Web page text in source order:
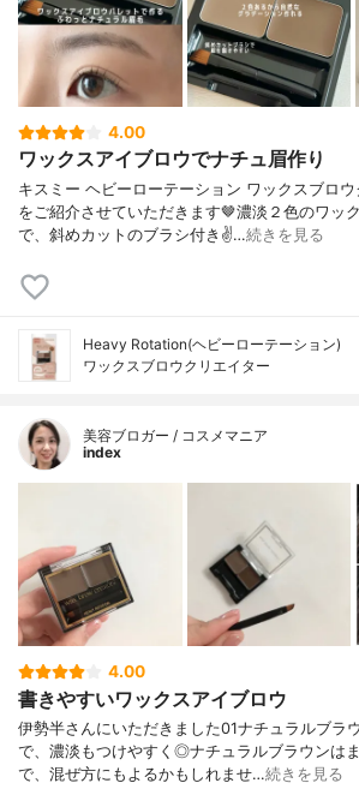
4.00
ワックスアイブロウでナチュ眉作り
キスミー ヘビーローテーション ワックスブロウ
をご紹介させていただきます🤎⁡濃淡２色のワッ
で、斜めカットのブラシ付き✌…続きを見る
Heavy Rotation(ヘビーローテーション)
ワックスブロウクリエイター
美容ブロガー / コスメマニア
index
4.00
書きやすいワックスアイブロウ
伊勢半さんにいただきました01ナチュラルブラ
で、濃淡もつけやすく◎ナチュラルブラウンは
で、混ぜ方にもよるかもしれませ…続きを見る